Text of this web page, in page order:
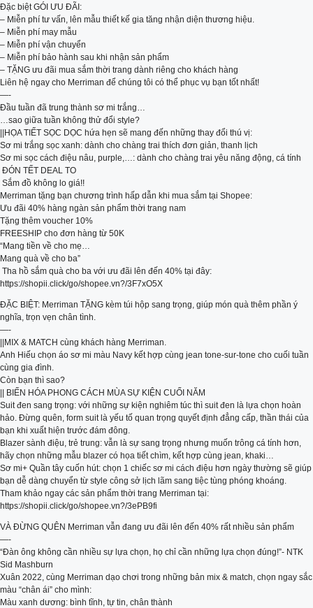
Đặc biệt GÓI ƯU ĐÃI:
– Miễn phí tư vấn, lên mẫu thiết kế gia tăng nhận diện thương hiệu.
– Miễn phí may mẫu
– Miễn phí vận chuyển
– Miễn phí bảo hành sau khi nhận sản phẩm
– TẶNG ưu đãi mua sắm thời trang dành riêng cho khách hàng
Liên hệ ngay cho Merriman để chúng tôi có thể phục vụ bạn tốt nhất!
—-
Đầu tuần đã trung thành sơ mi trắng…
…sao giữa tuần không thử đổi style?
||HỌA TIẾT SỌC DỌC hứa hẹn sẽ mang đến những thay đổi thú vị:
Sơ mi trắng sọc xanh: dành cho chàng trai thích đơn giản, thanh lịch
Sơ mi sọc cách điệu nâu, purple,…: dành cho chàng trai yêu năng động, cá tính
️ ĐÓN TẾT DEAL TO
️ Sắm đồ không lo giá!!
Merriman tặng bạn chương trình hấp dẫn khi mua sắm tại Shopee:
Ưu đãi 40% hàng ngàn sản phẩm thời trang nam
Tặng thêm voucher 10%
FREESHIP cho đơn hàng từ 50K
“Mang tiền về cho mẹ…
Mang quà về cho ba”
️ Tha hồ sắm quà cho ba với ưu đãi lên đến 40% tại đây:
https://shopii.click/go/shopee.vn?/3F7xO5X
ĐẶC BIỆT: Merriman TẶNG kèm túi hộp sang trọng, giúp món quà thêm phần ý
nghĩa, trọn vẹn chân tình.
—-
||MIX & MATCH cùng khách hàng Merriman.
Anh Hiếu chọn áo sơ mi màu Navy kết hợp cùng jean tone-sur-tone cho cuối tuần
cùng gia đình.
Còn bạn thì sao?
|| BIẾN HÓA PHONG CÁCH MÙA SỰ KIỆN CUỐI NĂM
Suit đen sang trọng: với những sự kiện nghiêm túc thì suit đen là lựa chọn hoàn
hảo. Đừng quên, form suit là yếu tố quan trọng quyết định đẳng cấp, thần thái của
bạn khi xuất hiện trước đám đông.
Blazer sành điệu, trẻ trung: vẫn là sự sang trọng nhưng muốn trông cá tính hơn,
hãy chọn những mẫu blazer có họa tiết chìm, kết hợp cùng jean, khaki…
Sơ mi+ Quần tây cuốn hút: chọn 1 chiếc sơ mi cách điệu hơn ngày thường sẽ giúp
bạn dễ dàng chuyển từ style công sở lịch lãm sang tiệc tùng phóng khoáng.
Tham khảo ngay các sản phẩm thời trang Merriman tại:
https://shopii.click/go/shopee.vn?/3ePB9fi
VÀ ĐỪNG QUÊN Merriman vẫn đang ưu đãi lên đến 40% rất nhiều sản phẩm
—-
“Đàn ông không cần nhiều sự lựa chọn, họ chỉ cần những lựa chọn đúng!”- NTK
Sid Mashburn
Xuân 2022, cùng Merriman dạo chơi trong những bản mix & match, chọn ngay sắc
màu “chân ái” cho mình:
Màu xanh dương: bình tĩnh, tự tin, chân thành